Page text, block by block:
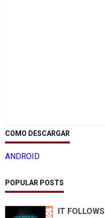
COMO DESCARGAR
ANDROID
POPULAR POSTS
IT FOLLOWS